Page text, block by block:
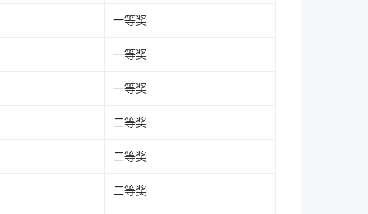
一等奖
一等奖
一等奖
二等奖
二等奖
二等奖